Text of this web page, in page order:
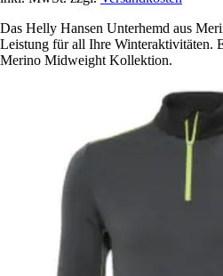
Das Helly Hansen Unterhemd aus
Leistung für all Ihre Winteraktivitäten.
Merino Midweight Kollektion.